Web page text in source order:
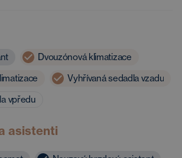
Dvouzónová klimatizace
Vyhřívaná sedadla vzadu
vpředu
asistenti